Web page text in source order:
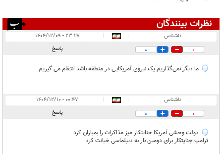
نظرات بینندگان
در انتظار بررسی:
ناشناس |
|
۲۳:۲۸ - ۱۴۰۴/۱۲/۰۹
0
0 پاسخ
ما دیگر نمی‌گذاریم یک نیروی آمریکایی در منطقه باشد انتقام می گیریم
ناشناس |
|
۰۰:۴۷ - ۱۴۰۴/۱۲/۱۰
0
0 پاسخ
دولت وحشی آمریکا جنایتکار میز مذاکرات را بمباران کرد
ترامپ جنایتکار برای دومین بار به دیپلماسی خیانت کرد